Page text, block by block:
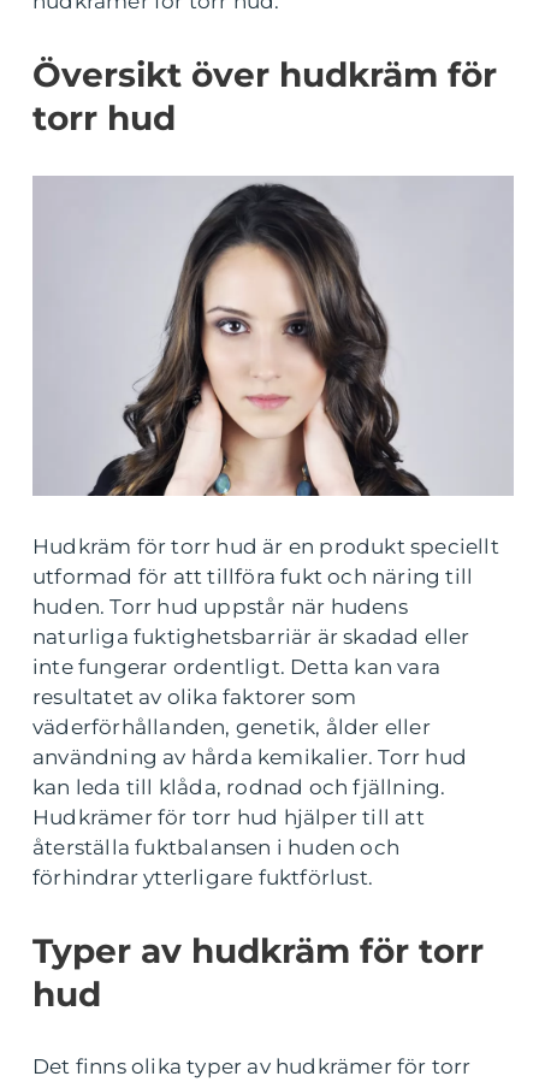
Översikt över hudkräm för
torr hud
Hudkräm för torr hud är en produkt speciellt
utformad för att tillföra fukt och näring till
huden. Torr hud uppstår när hudens
naturliga fuktighetsbarriär är skadad eller
inte fungerar ordentligt. Detta kan vara
resultatet av olika faktorer som
väderförhållanden, genetik, ålder eller
användning av hårda kemikalier. Torr hud
kan leda till klåda, rodnad och fjällning.
Hudkrämer för torr hud hjälper till att
återställa fuktbalansen i huden och
förhindrar ytterligare fuktförlust.
Typer av hudkräm för torr
hud
Det finns olika typer av hudkrämer för torr